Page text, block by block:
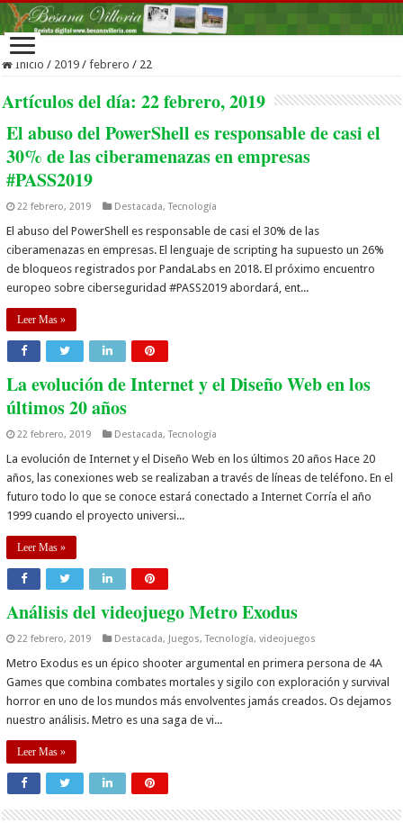
Inicio / 2019 / febrero / 22
Artículos del día:22 febrero, 2019
El abuso del PowerShell es responsable de casi el
30% de las ciberamenazas en empresas
#PASS2019
22 febrero, 2019 Destacada,Tecnología
El abuso del PowerShell es responsable de casi el 30% de las
ciberamenazas en empresas. El lenguaje de scripting ha supuesto un 26%
de bloqueos registrados por PandaLabs en 2018. El próximo encuentro
europeo sobre ciberseguridad #PASS2019 abordará, ent...
Leer Mas »
La evolución de Internet y el Diseño Web en los
últimos 20 años
22 febrero, 2019 Destacada,Tecnología
La evolución de Internet y el Diseño Web en los últimos 20 años Hace 20
años, las conexiones web se realizaban a través de líneas de teléfono. En el
futuro todo lo que se conoce estará conectado a Internet Corría el año
1999 cuando el proyecto universi...
Leer Mas »
Análisis del videojuego Metro Exodus
22 febrero, 2019 Destacada, Juegos,Tecnología,videojuegos
Metro Exodus es un épico shooter argumental en primera persona de 4A
Games que combina combates mortales y sigilo con exploración y survival
horror en uno de los mundos más envolventes jamás creados. Os dejamos
nuestro análisis. Metro es una saga de vi...
Leer Mas »